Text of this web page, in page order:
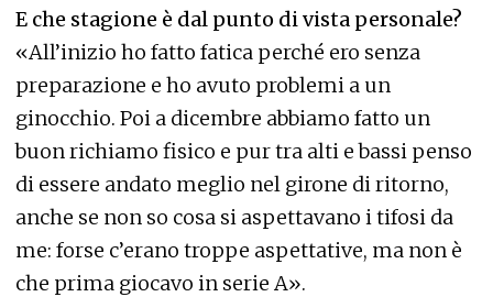
E che stagione è dal punto di vista personale?
«All’inizio ho fatto fatica perché ero senza
preparazione e ho avuto problemi a un
ginocchio. Poi a dicembre abbiamo fatto un
buon richiamo fisico e pur tra alti e bassi penso
di essere andato meglio nel girone di ritorno,
anche se non so cosa si aspettavano i tifosi da
me: forse c’erano troppe aspettative, ma non è
che prima giocavo in serie A».